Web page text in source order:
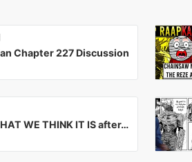
Chapter 227 Discussion
WE THINK IT IS after…